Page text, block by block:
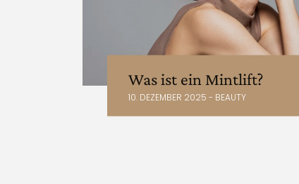
Was ist ein Mintlift?
10. DEZEMBER 2025 - BEAUTY